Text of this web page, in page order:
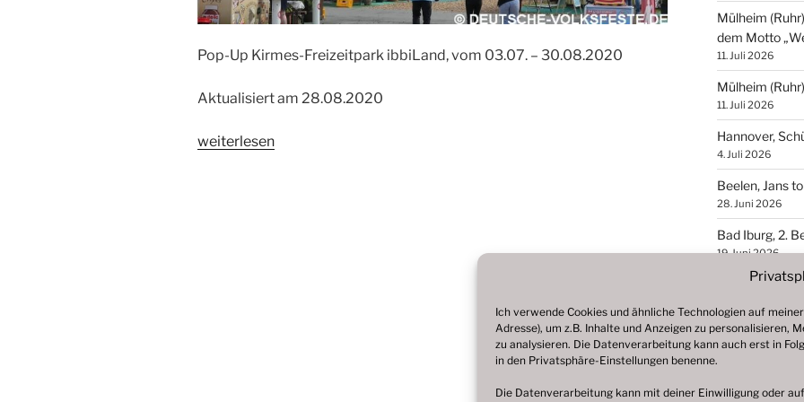
Ich verwende Cookies und ähnliche Technologien auf
Adresse), um z.B. Inhalte und Anzeigen zu
zu analysieren. Die Datenverarbeitung kann auch erst in
in den Privatsphäre-Einstellungen benenne.
Die Datenverarbeitung kann mit deiner Einwilligung oder
Pop-Up Kirmes-Freizeitpark ibbiLand, vom 03.07. – 30.08.2020
Aktualisiert am 28.08.2020
„Ibbenbüren,
weiterlesen
Mülheim
dem Motto
11. Juli 2026
Mülheim
11. Juli 2026
Hannover,
4. Juli 2026
Beelen, Jans
28. Juni 2026
Bad Iburg, 2.
19. Juni 2026
ARCHIV
Archiv